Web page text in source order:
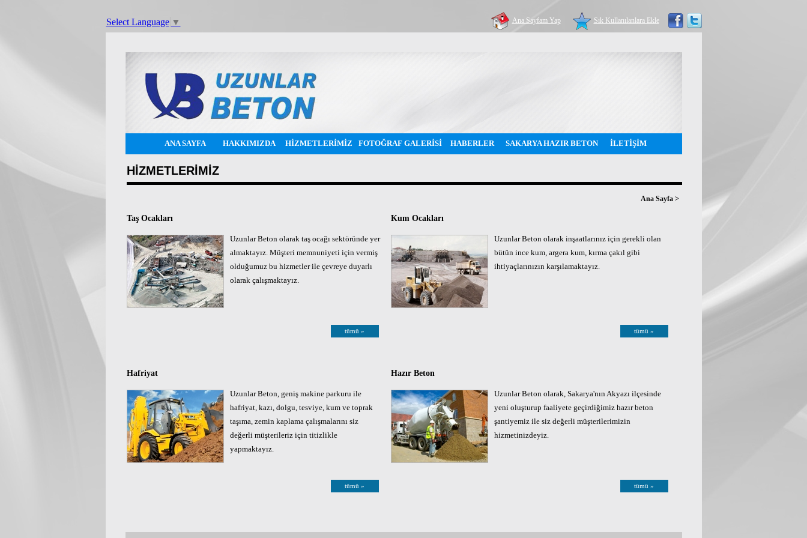
Select Language ▼ Ana Sayfam Yap Sık Kullanılanlara Ekle
ANA SAYFA HAKKIMIZDA HİZMETLERİMİZ FOTOĞRAF GALERİSİ HABERLER SAKARYA HAZIR BETON İLETİŞİM
HİZMETLERİMİZ
Ana Sayfa>
Taş Ocakları
Uzunlar Beton olarak taş ocağı sektöründe yer
almaktayız. Müşteri memnuniyeti için vermiş
olduğumuz bu hizmetler ile çevreye duyarlı
olarak çalışmaktayız.
tümü »
Kum Ocakları
Uzunlar Beton olarak inşaatlarınız için gerekli olan
bütün ince kum, argera kum, kırma çakıl gibi
ihtiyaçlarınızın karşılamaktayız.
tümü »
Hafriyat
Uzunlar Beton, geniş makine parkuru ile
hafriyat, kazı, dolgu, tesviye, kum ve toprak
taşıma, zemin kaplama çalışmalarını siz
değerli müşterileriz için titizlikle
yapmaktayız.
tümü »
Hazır Beton
Uzunlar Beton olarak, Sakarya'nın Akyazı ilçesinde
yeni oluşturup faaliyete geçirdiğimiz hazır beton
şantiyemiz ile siz değerli müşterilerimizin
hizmetinizdeyiz.
tümü »